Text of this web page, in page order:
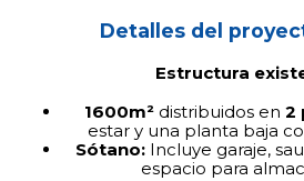
Detalles del
Estructura
1600m² distribuidos en 2
estar y una planta baja
Sótano:Incluye garaje,
espacio para